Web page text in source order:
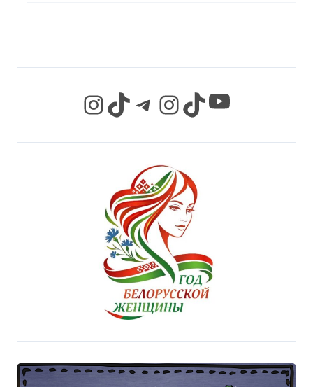
InstagramTikTok Telegram InstagramTikTok YouTube